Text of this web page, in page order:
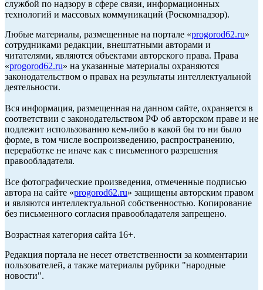
службой по надзору в сфере связи, информационных
технологий и массовых коммуникаций (Роскомнадзор).
Любые материалы, размещенные на портале «progorod62.ru»
сотрудниками редакции, внештатными авторами и
читателями, являются объектами авторского права. Права
«progorod62.ru» на указанные материалы охраняются
законодательством о правах на результаты интеллектуальной
деятельности.
Вся информация, размещенная на данном сайте, охраняется в
соответствии с законодательством РФ об авторском праве и не
подлежит использованию кем-либо в какой бы то ни было
форме, в том числе воспроизведению, распространению,
переработке не иначе как с письменного разрешения
правообладателя.
Все фотографические произведения, отмеченные подписью
автора на сайте «progorod62.ru» защищены авторским правом
и являются интеллектуальной собственностью. Копирование
без письменного согласия правообладателя запрещено.
Возрастная категория сайта 16+.
Редакция портала не несет ответственности за комментарии
пользователей, а также материалы рубрики "народные
новости".